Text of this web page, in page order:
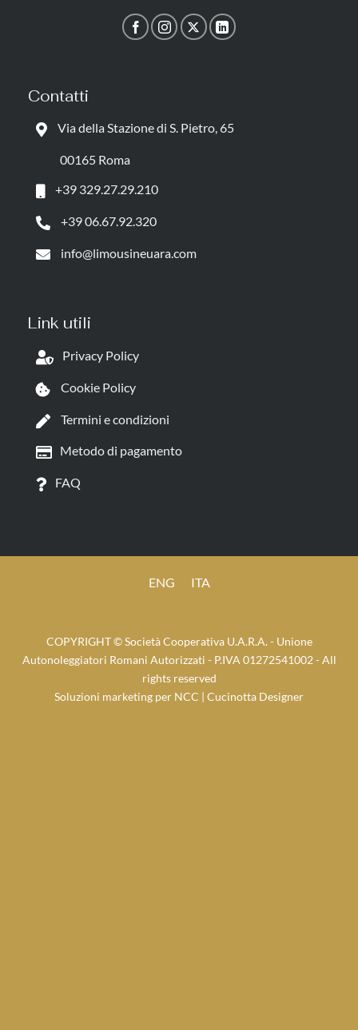
Contatti
Via della Stazione di S. Pietro, 65
00165 Roma
+39 329.27.29.210
+39 06.67.92.320
info@limousineuara.com
Link utili
Privacy Policy
Cookie Policy
Termini e condizioni
Metodo di pagamento
FAQ
ENG ITA
COPYRIGHT © Società Cooperativa U.A.R.A. - Unione
Autonoleggiatori Romani Autorizzati - P.IVA 01272541002 - All
rights reserved
Soluzioni marketing per NCC | Cucinotta Designer